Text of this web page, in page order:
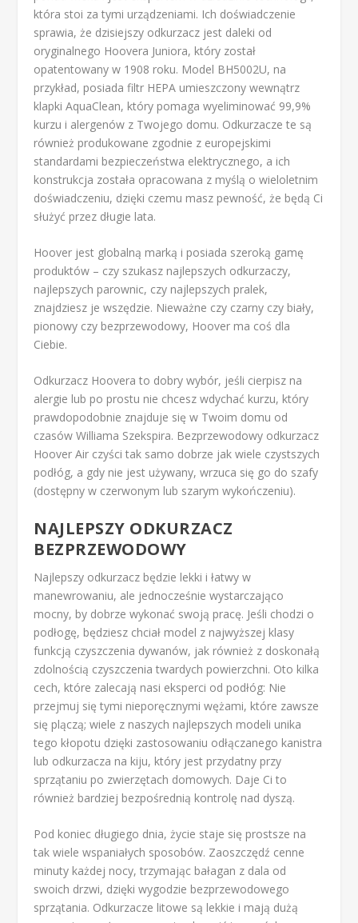
która stoi za tymi urządzeniami. Ich doświadczenie
sprawia, że dzisiejszy odkurzacz jest daleki od
oryginalnego Hoovera Juniora, który został
opatentowany w 1908 roku. Model BH5002U, na
przykład, posiada filtr HEPA umieszczony wewnątrz
klapki AquaClean, który pomaga wyeliminować 99,9%
kurzu i alergenów z Twojego domu. Odkurzacze te są
również produkowane zgodnie z europejskimi
standardami bezpieczeństwa elektrycznego, a ich
konstrukcja została opracowana z myślą o wieloletnim
doświadczeniu, dzięki czemu masz pewność, że będą Ci
służyć przez długie lata.
Hoover jest globalną marką i posiada szeroką gamę
produktów – czy szukasz najlepszych odkurzaczy,
najlepszych parownic, czy najlepszych pralek,
znajdziesz je wszędzie. Nieważne czy czarny czy biały,
pionowy czy bezprzewodowy, Hoover ma coś dla
Ciebie.
Odkurzacz Hoovera to dobry wybór, jeśli cierpisz na
alergie lub po prostu nie chcesz wdychać kurzu, który
prawdopodobnie znajduje się w Twoim domu od
czasów Williama Szekspira. Bezprzewodowy odkurzacz
Hoover Air czyści tak samo dobrze jak wiele czystszych
podłóg, a gdy nie jest używany, wrzuca się go do szafy
(dostępny w czerwonym lub szarym wykończeniu).
NAJLEPSZY ODKURZACZ
BEZPRZEWODOWY
Najlepszy odkurzacz będzie lekki i łatwy w
manewrowaniu, ale jednocześnie wystarczająco
mocny, by dobrze wykonać swoją pracę. Jeśli chodzi o
podłogę, będziesz chciał model z najwyższej klasy
funkcją czyszczenia dywanów, jak również z doskonałą
zdolnością czyszczenia twardych powierzchni. Oto kilka
cech, które zalecają nasi eksperci od podłóg: Nie
przejmuj się tymi nieporęcznymi wężami, które zawsze
się plączą; wiele z naszych najlepszych modeli unika
tego kłopotu dzięki zastosowaniu odłączanego kanistra
lub odkurzacza na kiju, który jest przydatny przy
sprzątaniu po zwierzętach domowych. Daje Ci to
również bardziej bezpośrednią kontrolę nad dyszą.
Pod koniec długiego dnia, życie staje się prostsze na
tak wiele wspaniałych sposobów. Zaoszczędź cenne
minuty każdej nocy, trzymając bałagan z dala od
swoich drzwi, dzięki wygodzie bezprzewodowego
sprzątania. Odkurzacze litowe są lekkie i mają dużą